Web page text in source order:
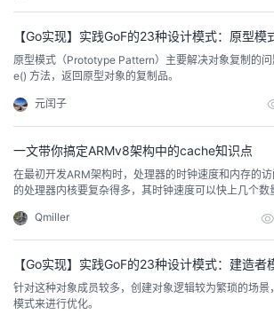
【Go实现】实践GoF的23种设计模式：原型模
原型模式（Prototype Pattern）主要解决对象复制的
e() 方法，返回原型对象的复制品。
元闰子
一文带你搞定ARMv8架构中的cache知识点
在最初开发ARM架构时，处理器的时钟速度和内存的
的处理器内核要复杂得多，其时钟速度可以快上几个
它可以以与内核相同的速度运行，但是与标准的
昂贵，因为后者的容量可以达到数千倍。在许多基于
Qmiller
【Go实现】实践GoF的23种设计模式：建造者
针对这种对象成员较多，创建对象逻辑较为繁琐的场景
模式来进行优化。